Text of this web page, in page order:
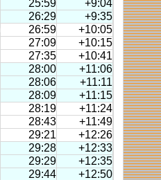
25:59
+9:04
26:29
+9:35
26:59
+10:05
27:09
+10:15
27:35
+10:41
28:00
+11:06
28:06
+11:11
28:09
+11:15
28:19
+11:24
28:43
+11:49
29:21
+12:26
29:28
+12:33
29:29
+12:35
29:44
+12:50